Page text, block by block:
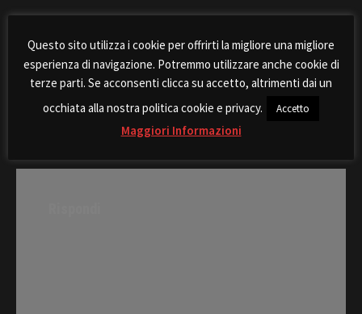
Post
navigation
A breve i lavori per il
ripristino della copertura
della Piscina del Sole
Buon Natale e Grandioso
Questo sito utilizza i cookie per offrirti la migliore una migliore
esperienza di navigazione. Potremmo utilizzare anche cookie di
terze parti. Se acconsenti clicca su accetto, altrimenti dai un
occhiata alla nostra politica cookie e privacy.
Accetto
Maggiori Informazioni